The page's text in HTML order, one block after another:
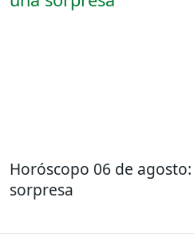
Horóscopo 06 de
sorpresa